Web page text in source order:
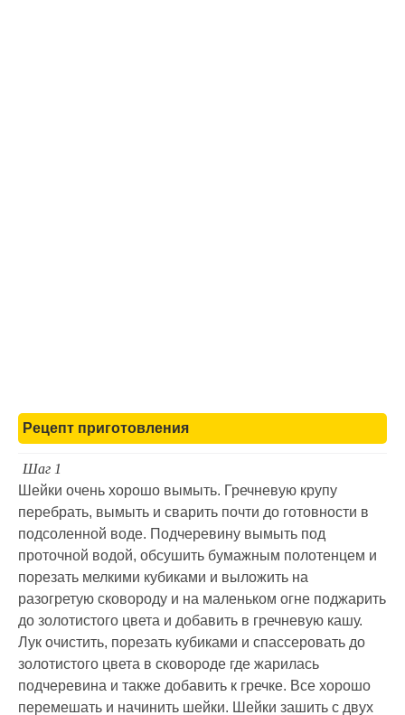
Рецепт приготовления
Шаг 1
Шейки очень хорошо вымыть. Гречневую крупу
перебрать, вымыть и сварить почти до готовности в
подсоленной воде. Подчеревину вымыть под
проточной водой, обсушить бумажным полотенцем и
порезать мелкими кубиками и выложить на
разогретую сковороду и на маленьком огне поджарить
до золотистого цвета и добавить в гречневую кашу.
Лук очистить, порезать кубиками и спассеровать до
золотистого цвета в сковороде где жарилась
подчеревина и также добавить к гречке. Все хорошо
перемешать и начинить шейки. Шейки зашить с двух